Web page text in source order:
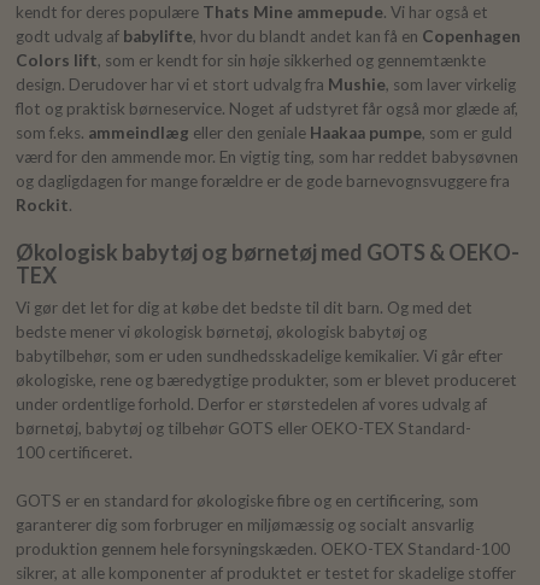
kendt for deres populære Thats Mine ammepude. Vi har også et
godt udvalg af babylifte, hvor du blandt andet kan få en Copenhagen
Colors lift, som er kendt for sin høje sikkerhed og gennemtænkte
design. Derudover har vi et stort udvalg fra Mushie, som laver virkelig
flot og praktisk børneservice. Noget af udstyret får også mor glæde af,
som f.eks. ammeindlæg eller den geniale Haakaa pumpe, som er guld
værd for den ammende mor. En vigtig ting, som har reddet babysøvnen
og dagligdagen for mange forældre er de gode barnevognsvuggere fra
Rockit.
Økologisk babytøj og børnetøj med GOTS & OEKO-
TEX
Vi gør det let for dig at købe det bedste til dit barn. Og med det
bedste mener vi økologisk børnetøj, økologisk babytøj og
babytilbehør, som er uden sundhedsskadelige kemikalier. Vi går efter
økologiske, rene og bæredygtige produkter, som er blevet produceret
under ordentlige forhold. Derfor er størstedelen af vores udvalg af
børnetøj, babytøj og tilbehør GOTS eller OEKO-TEX Standard-
100 certificeret.
GOTS er en standard for økologiske fibre og en certificering, som
garanterer dig som forbruger en miljømæssig og socialt ansvarlig
produktion gennem hele forsyningskæden. OEKO-TEX Standard-100
sikrer, at alle komponenter af produktet er testet for skadelige stoffer